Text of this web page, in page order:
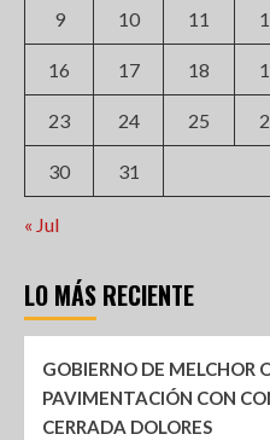
9 10 11
16 17 18
23 24 25
30 31
« Jul
LO MÁS RECIENTE
GOBIERNO DE MELCHOR
PAVIMENTACIÓN CON
CERRADA DOLORES